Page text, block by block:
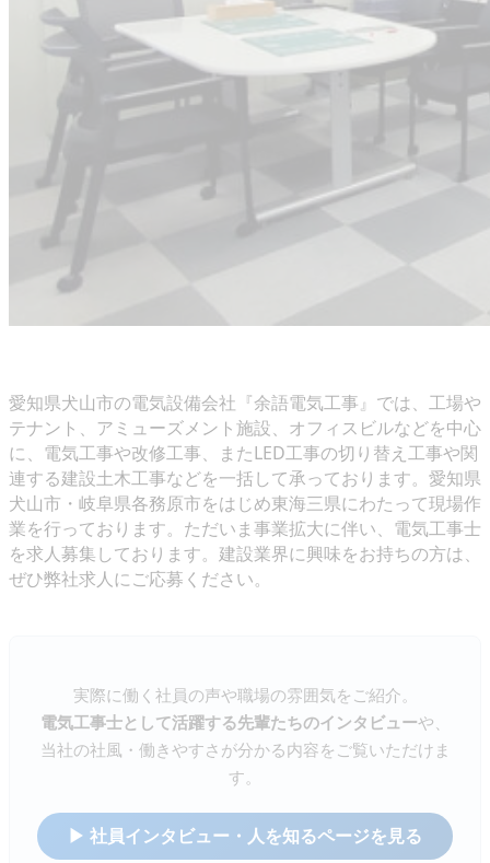
愛知県犬山市の電気設備会社『余語電気工事』では、工場や
テナント、アミューズメント施設、オフィスビルなどを中心
に、電気工事や改修工事、またLED工事の切り替え工事や関
連する建設土木工事などを一括して承っております。愛知県
犬山市・岐阜県各務原市をはじめ東海三県にわたって現場作
業を行っております。ただいま事業拡大に伴い、電気工事士
を求人募集しております。建設業界に興味をお持ちの方は、
ぜひ弊社求人にご応募ください。
実際に働く社員の声や職場の雰囲気をご紹介。
電気工事士として活躍する先輩たちのインタビューや、
当社の社風・働きやすさが分かる内容をご覧いただけま
す。
▶ 社員インタビュー・人を知るページを見る